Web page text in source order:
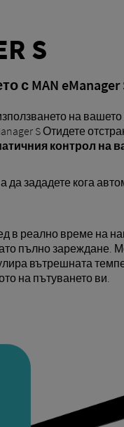
S
с MAN eManager
на
S Отидете
контрол на
да зададете кога
в реално време на
пълно зареждане.
вътрешната
на пътуването ви.